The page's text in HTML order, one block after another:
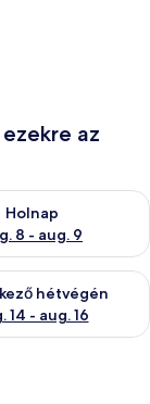
az
7 - aug. 8
Holnap
8 - aug. 9
állás
aug. 7 -
hétvégén
14 - aug. 16
hétvégi